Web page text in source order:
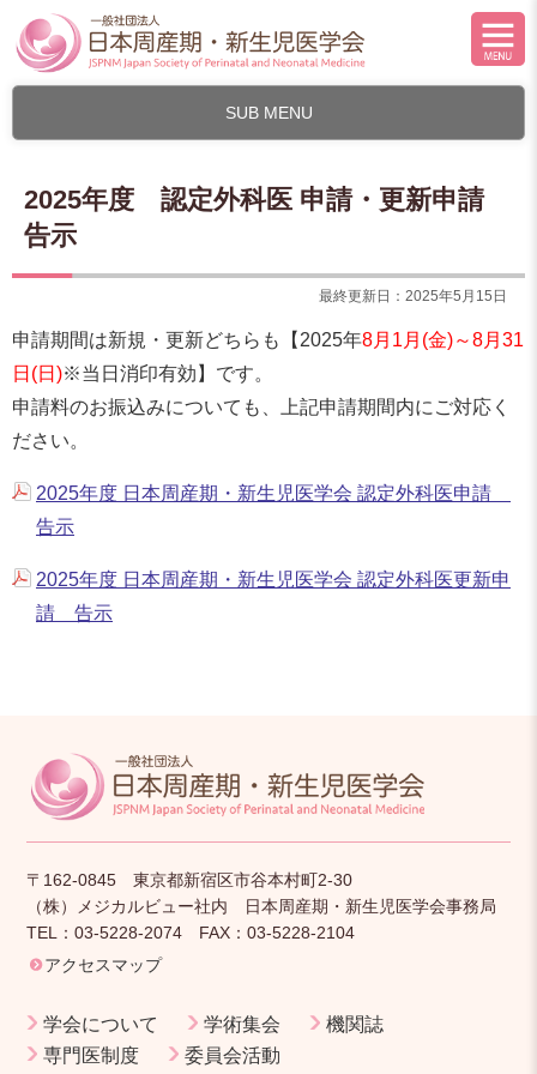
SUB MENU
2025年度 認定外科医 申請・更新申請
告示
最終更新日：2025年5月15日
申請期間は新規・更新どちらも【2025年8月1月(金)～8月31
日(日)※当日消印有効】です。
申請料のお振込みについても、上記申請期間内にご対応く
ださい。
2025年度 日本周産期・新生児医学会 認定外科医申請
告示
2025年度 日本周産期・新生児医学会 認定外科医更新申
請 告示
〒162-0845 東京都新宿区市谷本村町2-30
（株）メジカルビュー社内 日本周産期・新生児医学会事務局
TEL：03-5228-2074 FAX：03-5228-2104
アクセスマップ
学会について 学術集会
機関誌
専門医制度
委員会活動